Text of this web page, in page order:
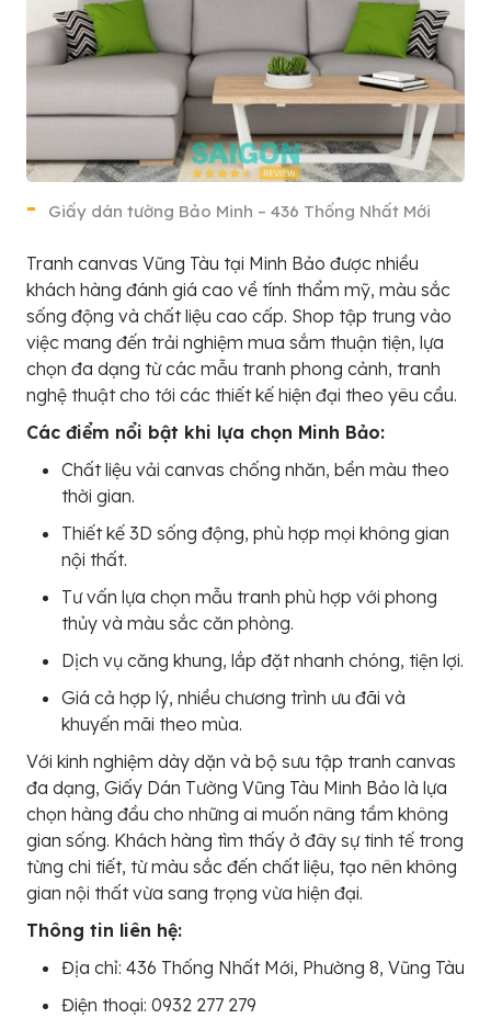
Giấy dán tường Bảo Minh – 436 Thống Nhất Mới
Tranh canvas Vũng Tàu tại Minh Bảo được nhiều
khách hàng đánh giá cao về tính thẩm mỹ, màu sắc
sống động và chất liệu cao cấp. Shop tập trung vào
việc mang đến trải nghiệm mua sắm thuận tiện, lựa
chọn đa dạng từ các mẫu tranh phong cảnh, tranh
nghệ thuật cho tới các thiết kế hiện đại theo yêu cầu.
Các điểm nổi bật khi lựa chọn Minh Bảo:
Chất liệu vải canvas chống nhăn, bền màu theo
thời gian.
Thiết kế 3D sống động, phù hợp mọi không gian
nội thất.
Tư vấn lựa chọn mẫu tranh phù hợp với phong
thủy và màu sắc căn phòng.
Dịch vụ căng khung, lắp đặt nhanh chóng, tiện lợi.
Giá cả hợp lý, nhiều chương trình ưu đãi và
khuyến mãi theo mùa.
Với kinh nghiệm dày dặn và bộ sưu tập tranh canvas
đa dạng, Giấy Dán Tường Vũng Tàu Minh Bảo là lựa
chọn hàng đầu cho những ai muốn nâng tầm không
gian sống. Khách hàng tìm thấy ở đây sự tinh tế trong
từng chi tiết, từ màu sắc đến chất liệu, tạo nên không
gian nội thất vừa sang trọng vừa hiện đại.
Thông tin liên hệ:
Địa chỉ: 436 Thống Nhất Mới, Phường 8, Vũng Tàu
Điện thoại: 0932 277 279